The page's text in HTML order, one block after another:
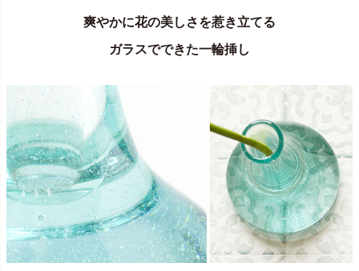
爽やかに花の美しさを惹き立てる
ガラスでできた一輪挿し